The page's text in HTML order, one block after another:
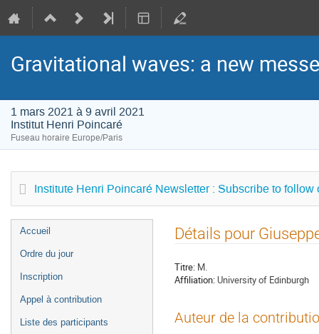
Gravitational waves: a new
1 mars 2021 à 9 avril 2021
Institut Henri Poincaré
Fuseau horaire Europe/Paris
Institute Henri Poincaré Newsletter : Subscribe to follow
Menu
de
Accueil
Ordre du jour
Inscription
Appel à contribution
Liste des participants
Détails pour
Titre: M.
Affiliation: University of Edinburgh
Auteur de la